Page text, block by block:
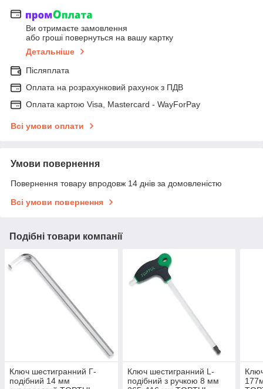
Ви отримаєте замовлення
або гроші повернуться на вашу картку
Детальніше
Післяплата
Оплата на розрахунковий рахунок з ПДВ
Оплата картою Visa, Mastercard - WayForPay
Всі умови оплати
Умови повернення
Повернення товару впродовж 14 днів за домовленістю
Всі умови повернення
Подібні товари компанії
Ключ шестигранний Г-
подібний 14 мм
Ключ шестигранний L-
подібний з ручкою 8 мм